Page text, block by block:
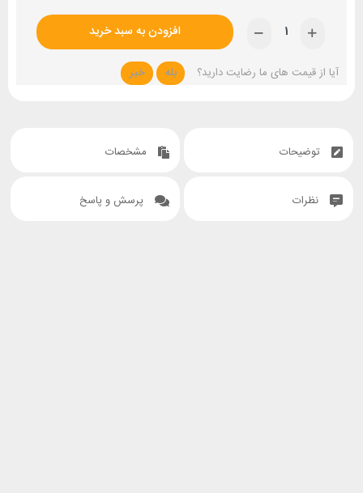
افزودن به سبد خرید
آیا از قیمت های ما رضایت دارید؟ بله خیر
توضیحات مشخصات
نظرات پرسش و پاسخ